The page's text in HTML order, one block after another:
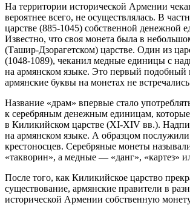
На территории исторической Армении
вероятнее всего, не осуществлялась. В
царстве (885-1045) собственной денежной
Известно, что своя монета была в
(Ташир-Дзорагетском) царстве. Один из
(1048-1089), чеканил медные единицы с
на армянском языке. Это первый подобный
армянские буквы на монетах не
Название «драм» впервые стало
к серебряным денежным единицам,
в Киликийском царстве (XI-XIV вв.).
на армянском языке. А образцом послужили
крестоносцев. Серебряные монеты
«такворин», а медные — «данг», «картез»
После того, как Киликийское царство
существование, армянские правители в
исторической Армении собственную